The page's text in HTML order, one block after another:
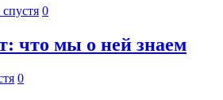
0
что мы о ней знаем
0